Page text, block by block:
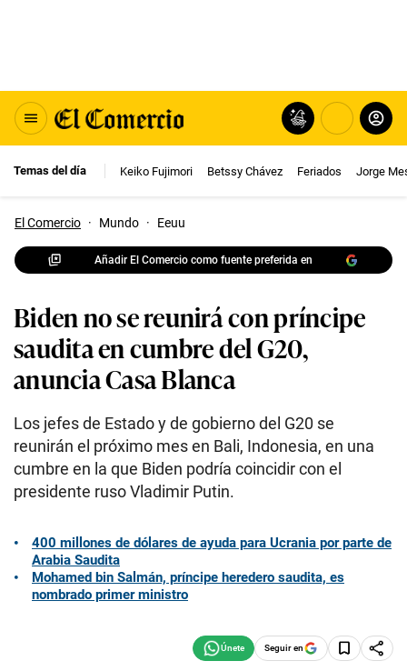
Temas del día Keiko Fujimori Betssy Chávez Feriados Jorge
El Comercio · Mundo · Eeuu
Añadir El Comercio como fuente preferida en
Biden no se reunirá con príncipe
saudita en cumbre del G20,
anuncia Casa Blanca
Los jefes de Estado y de gobierno del G20 se
reunirán el próximo mes en Bali, Indonesia, en una
cumbre en la que Biden podría coincidir con el
presidente ruso Vladimir Putin.
400 millones de dólares de ayuda para Ucrania por parte de
Arabia Saudita
Mohamed bin Salmán, príncipe heredero saudita, es
nombrado primer ministro
Seguir en